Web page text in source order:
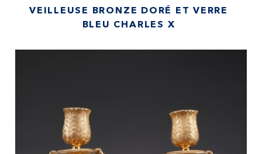
VEILLEUSE BRONZE DORÉ ET VERRE
BLEU CHARLES X